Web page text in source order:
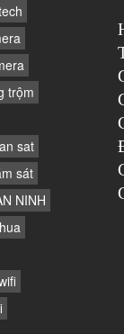
trộm
sat
sát
NINH